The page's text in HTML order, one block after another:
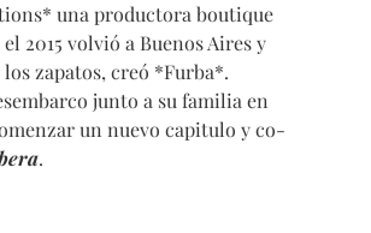
una productora boutique
2015 volvió a Buenos Aires y
zapatos, creó *Furba*.
junto a su familia en
un nuevo capitulo y co-
.